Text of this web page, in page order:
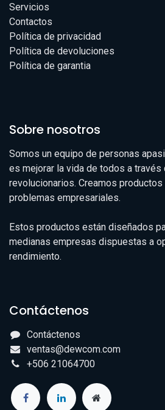
Servicios
Contactos
Política de privacidad
Política de devoluciones
Política de garantia
Sobre nosotros
Somos un equipo de personas
es mejorar la vida de todos a través
revolucionarios. Creamos
problemas empresariales.
Estos productos están diseñados
medianas empresas dispuestas a
rendimiento.
Contáctenos
Contáctenos
ventas@dewcom.com
+506 21064700